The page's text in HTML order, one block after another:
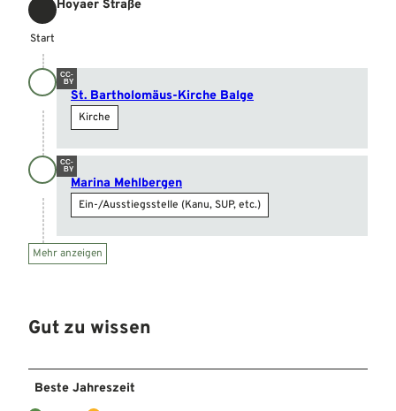
Start
Start
Hoyaer Straße
CC-
BY
St. Bartholomäus-Kirche Balge
Kirche
CC-
BY
Marina Mehlbergen
Ein-/Ausstiegsstelle (Kanu, SUP, etc.)
Mehr anzeigen
Gut zu wissen
Beste Jahreszeit